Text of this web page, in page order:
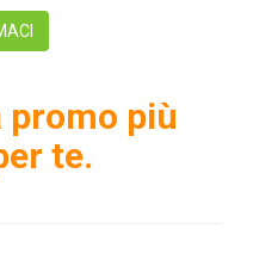
promo più
te.